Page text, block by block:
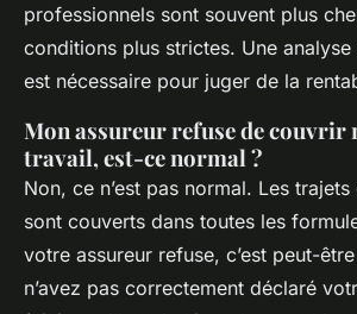
professionnels sont souvent plus
conditions plus strictes. Une
est nécessaire pour juger de la
Mon assureur refuse de couvrir
travail, est-ce normal ?
Non, ce n’est pas normal. Les
sont couverts dans toutes les
votre assureur refuse, c’est peut-
n’avez pas correctement déclaré